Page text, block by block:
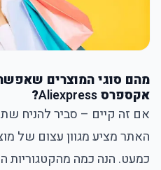
מהם סוגי המוצרים
אקספרסAliexpress
?
אם זה קיים – סביר להניח
האתר מציע מגוון עצום של
כמעט. הנה כמה מהקטגוריות